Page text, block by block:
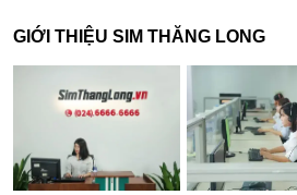
GIỚI THIỆU SIM THĂNG LONG